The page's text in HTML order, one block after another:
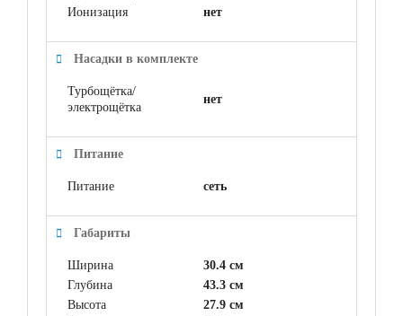
Ионизация
нет
Насадки в комплекте
Турбощётка/
электрощётка
нет
Питание
Питание сеть
Габариты
Ширина
30.4 см
Глубина
43.3 см
Высота
27.9 см